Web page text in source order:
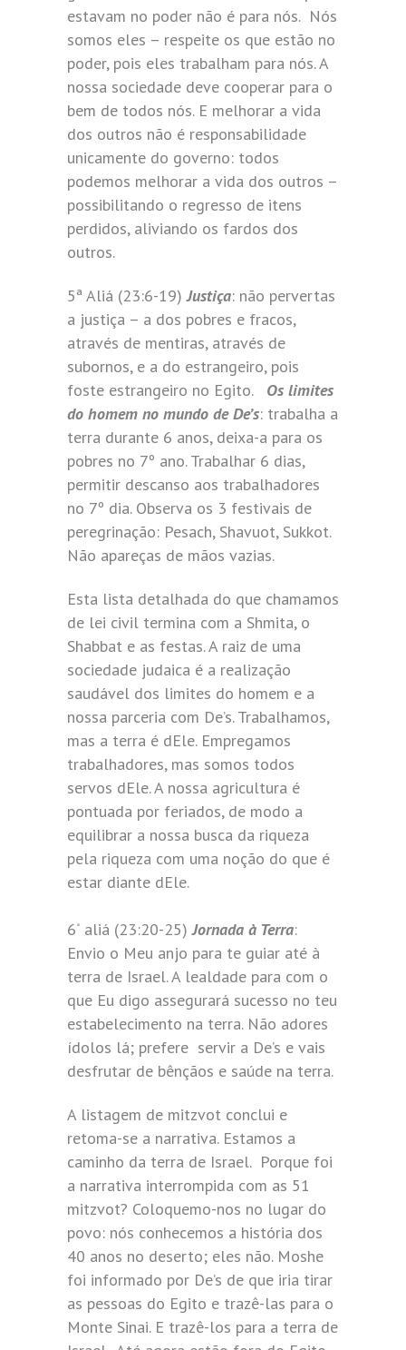
estavam no poder não é para nós. Nós
somos eles – respeite os que estão no
poder, pois eles trabalham para nós. A
nossa sociedade deve cooperar para o
bem de todos nós. E melhorar a vida
dos outros não é responsabilidade
unicamente do governo: todos
podemos melhorar a vida dos outros –
possibilitando o regresso de itens
perdidos, aliviando os fardos dos
outros.
5ª Aliá (23:6-19)Justiça: não pervertas
a justiça – a dos pobres e fracos,
através de mentiras, através de
subornos, e a do estrangeiro, pois
foste estrangeiro no Egito. Os limites
do homem no mundo de De’s: trabalha a
terra durante 6 anos, deixa-a para os
pobres no 7º ano. Trabalhar 6 dias,
permitir descanso aos trabalhadores
no 7º dia. Observa os 3 festivais de
peregrinação: Pesach, Shavuot, Sukkot.
Não apareças de mãos vazias.
Esta lista detalhada do que chamamos
de lei civil termina com a Shmita, o
Shabbat e as festas. A raiz de uma
sociedade judaica é a realização
saudável dos limites do homem e a
nossa parceria com De’s. Trabalhamos,
mas a terra é dEle. Empregamos
trabalhadores, mas somos todos
servos dEle. A nossa agricultura é
pontuada por feriados, de modo a
equilibrar a nossa busca da riqueza
pela riqueza com uma noção do que é
estar diante dEle.
6ª aliá (23:20-25)Jornada à Terra:
Envio o Meu anjo para te guiar até à
terra de Israel. A lealdade para com o
que Eu digo assegurará sucesso no teu
estabelecimento na terra. Não adores
ídolos lá; prefere servir a De’s e vais
desfrutar de bênçãos e saúde na terra.
A listagem de mitzvot conclui e
retoma-se a narrativa. Estamos a
caminho da terra de Israel. Porque foi
a narrativa interrompida com as 51
mitzvot? Coloquemo-nos no lugar do
povo: nós conhecemos a história dos
40 anos no deserto; eles não. Moshe
foi informado por De’s de que iria tirar
as pessoas do Egito e trazê-las para o
Monte Sinai. E trazê-los para a terra de